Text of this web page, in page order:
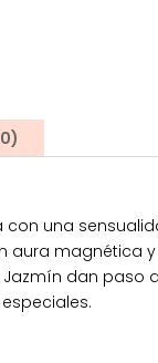
una
magnética
dan paso